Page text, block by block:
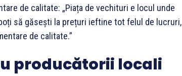
de calitate: „Piața de vechituri e locul unde
să găsești la prețuri ieftine tot felul de lucruri,
de calitate.”
producătorii locali